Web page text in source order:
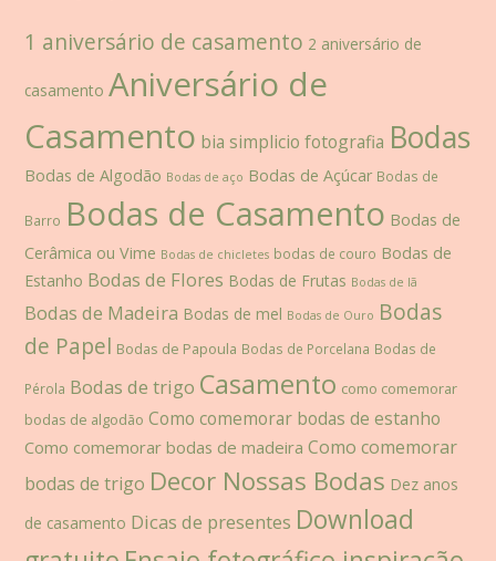
1 aniversário de casamento 2 aniversário de
casamento Aniversário de
Casamento bia simplicio fotografia Bodas
Bodas de Algodão Bodas de aço Bodas de Açúcar Bodas de
Barro Bodas de Casamento Bodas de
Cerâmica ou Vime Bodas de chicletes bodas de couro Bodas de
Estanho Bodas de Flores Bodas de Frutas Bodas de lã
Bodas de Madeira Bodas de mel Bodas de Ouro Bodas
de Papel Bodas de Papoula Bodas de Porcelana Bodas de
Pérola Bodas de trigo Casamento como comemorar
bodas de algodão Como comemorar bodas de estanho
Como comemorar bodas de madeira Como comemorar
bodas de trigo Decor Nossas Bodas Dez anos
de casamento Dicas de presentes Download